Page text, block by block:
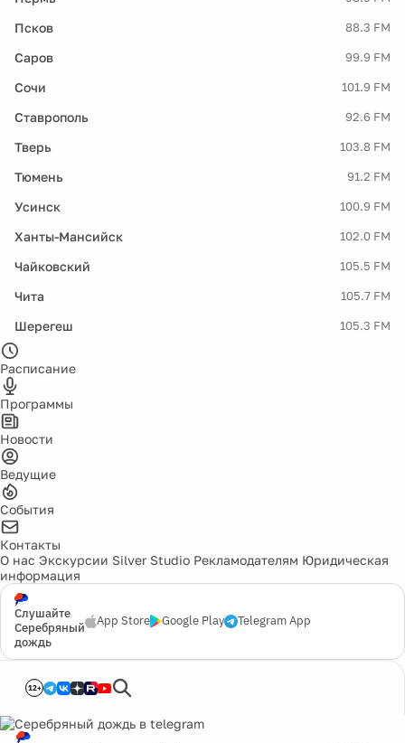
Псков 88.3 FM
Саров 99.9 FM
Сочи 101.9 FM
Ставрополь 92.6 FM
Тверь 103.8 FM
Тюмень 91.2 FM
Усинск 100.9 FM
Ханты-Мансийск 102.0 FM
Чайковский 105.5 FM
Чита 105.7 FM
Шерегеш 105.3 FM
Расписание
Программы
Новости
Ведущие
События
Контакты
О нас Экскурсии Silver Studio Рекламодателям Юридическая
информация
Слушайте
Серебряный
дождь
App Store Google Play Telegram App
12+